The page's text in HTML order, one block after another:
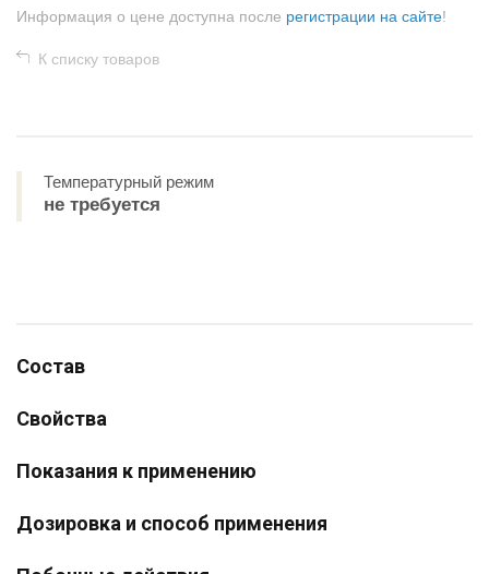
Информация о цене доступна после регистрации на сайте!
К списку товаров
Температурный режим
не требуется
Состав
Свойства
Показания к применению
Дозировка и способ применения